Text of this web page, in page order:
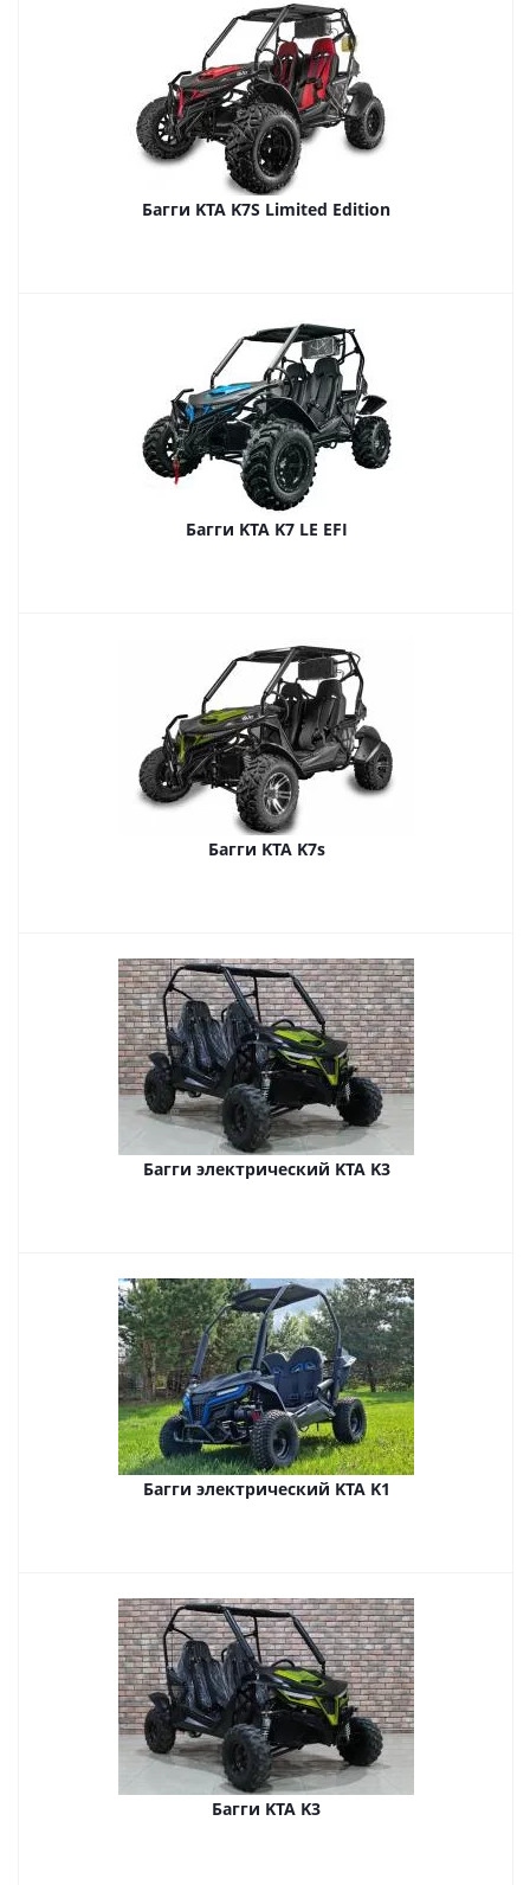
Багги KTA K7S Limited Edition
Багги KTA K7 LE EFI
Багги KTA K7s
Багги электрический KTA K3
Багги электрический KTA K1
Багги KTA K3